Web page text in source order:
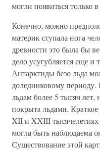
могли появиться только
Конечно, можно
материк ступала нога
древности это была бы
дело усугубляется еще и
Антарктиды безо льда
доледниковому
льдам более 5 тысяч
покрыта льдами.
XII и XXIII тысячелетиях
могла быть наблюдаема
Существование этой